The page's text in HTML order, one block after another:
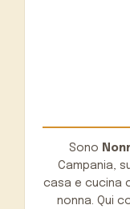
Sono
Campania,
casa e cucina
nonna. Qui